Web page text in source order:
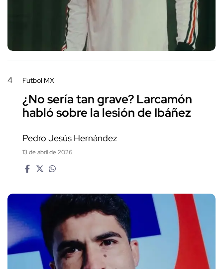
4 Futbol MX
¿No sería tan grave? Larcamón
habló sobre la lesión de Ibáñez
Pedro Jesús Hernández
13 de abril de 2026